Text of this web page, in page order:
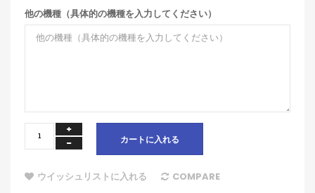
他の機種（具体的の機種を入力してください）
カートに入れる
ウイッシュリストに入れる COMPARE